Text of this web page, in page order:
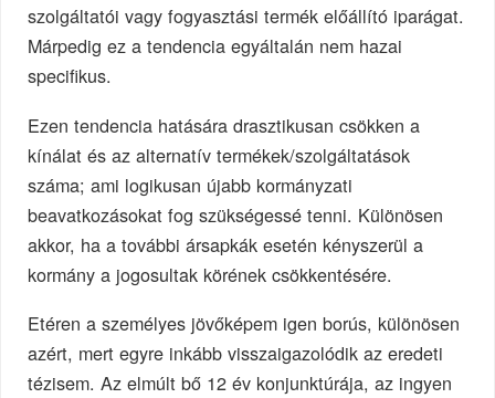
szolgáltatói vagy fogyasztási termék előállító iparágat.
Márpedig ez a tendencia egyáltalán nem hazai
specifikus.
Ezen tendencia hatására drasztikusan csökken a
kínálat és az alternatív termékek/szolgáltatások
száma; ami logikusan újabb kormányzati
beavatkozásokat fog szükségessé tenni. Különösen
akkor, ha a további ársapkák esetén kényszerül a
kormány a jogosultak körének csökkentésére.
Etéren a személyes jövőképem igen borús, különösen
azért, mert egyre inkább visszaigazolódik az eredeti
tézisem. Az elmúlt bő 12 év konjunktúrája, az ingyen